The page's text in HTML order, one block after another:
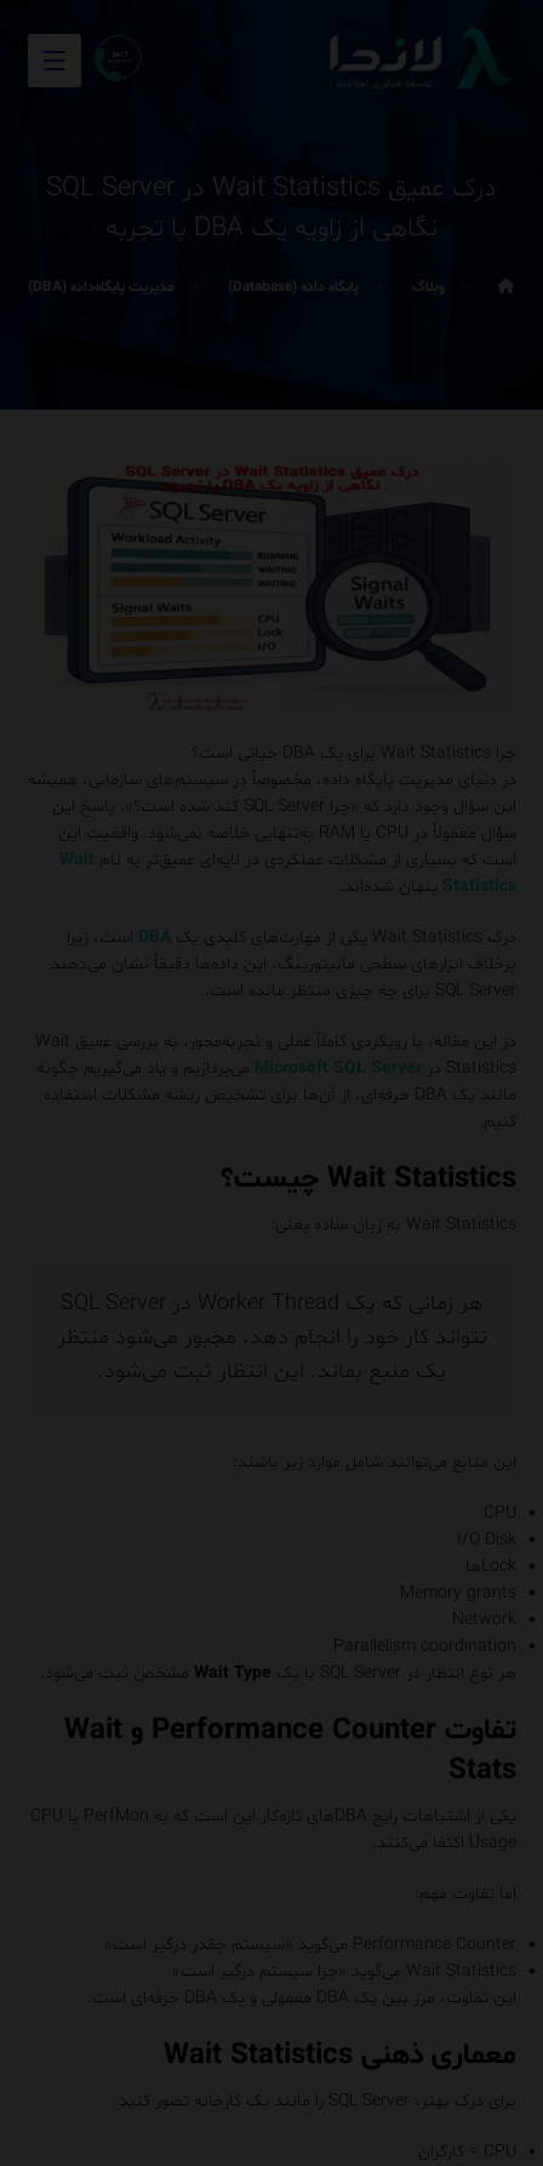
درک عمیق Wait Statistics در SQL Server
نگاهی از زاویه یک DBA با تجربه
وبلاگ پایگاه داده (Database) مدیریت پایگاه‌داده (DBA)
چرا Wait Statistics برای یک DBA حیاتی است؟
در دنیای مدیریت پایگاه داده، مخصوصاً در سیستم‌های سازمانی، همیشه
این سؤال وجود دارد که «چرا SQL Server کند شده است؟». پاسخ این
سؤال معمولاً در CPU یا RAM به‌تنهایی خلاصه نمی‌شود. واقعیت این
است که بسیاری از مشکلات عملکردی در لایه‌ای عمیق‌تر به نام Wait
Statistics پنهان شده‌اند.
درک Wait Statistics یکی از مهارت‌های کلیدی یک DBA است، زیرا
برخلاف ابزارهای سطحی مانیتورینگ، این داده‌ها دقیقاً نشان می‌دهند
SQL Server برای چه چیزی منتظر مانده است.
در این مقاله، با رویکردی کاملاً عملی و تجربه‌محور، به بررسی عمیق Wait
Statistics در
Microsoft SQL Server می‌پردازیم و یاد می‌گیریم چگونه
مانند یک DBA حرفه‌ای، از آن‌ها برای تشخیص ریشه مشکلات استفاده
کنیم.
Wait Statistics چیست؟
Wait Statistics به زبان ساده یعنی:
هر زمانی که یک Worker Thread در SQL Server
نتواند کار خود را انجام دهد، مجبور می‌شود منتظر
یک منبع بماند. این انتظار ثبت می‌شود.
این منابع می‌توانند شامل موارد زیر باشند:
CPU
I/O Disk
Lockها
Memory grants
Network
Parallelism coordination
هر نوع انتظار در SQL Server با یک
Wait Type مشخص ثبت می‌شود.
تفاوت Performance Counter و Wait
Stats
یکی از اشتباهات رایج DBAهای تازه‌کار این است که به PerfMon یا CPU
Usage اکتفا می‌کنند.
اما تفاوت مهم:
Performance Counter می‌گوید «سیستم چقدر درگیر است»
Wait Statistics می‌گوید «چرا سیستم درگیر است»
این تفاوت، مرز بین یک DBA معمولی و یک DBA حرفه‌ای است.
معماری ذهنی Wait Statistics
برای درک بهتر، SQL Server را مانند یک کارخانه تصور کنید:
CPU = کارگران